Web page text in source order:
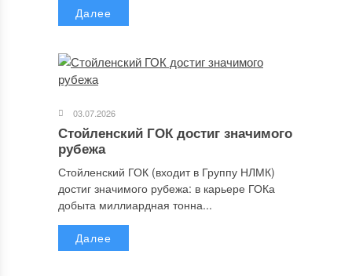
Далее
03.07.2026
Стойленский ГОК достиг значимого
рубежа
Стойленский ГОК (входит в Группу НЛМК)
достиг значимого рубежа: в карьере ГОКа
добыта миллиардная тонна...
Далее